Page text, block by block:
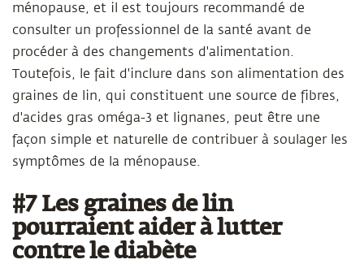
ménopause, et il est toujours recommandé de
consulter un professionnel de la santé avant de
procéder à des changements d'alimentation.
Toutefois, le fait d'inclure dans son alimentation des
graines de lin, qui constituent une source de fibres,
d'acides gras oméga-3 et lignanes, peut être une
façon simple et naturelle de contribuer à soulager les
symptômes de la ménopause.
#7 Les graines de lin
pourraient aider à lutter
contre le diabète